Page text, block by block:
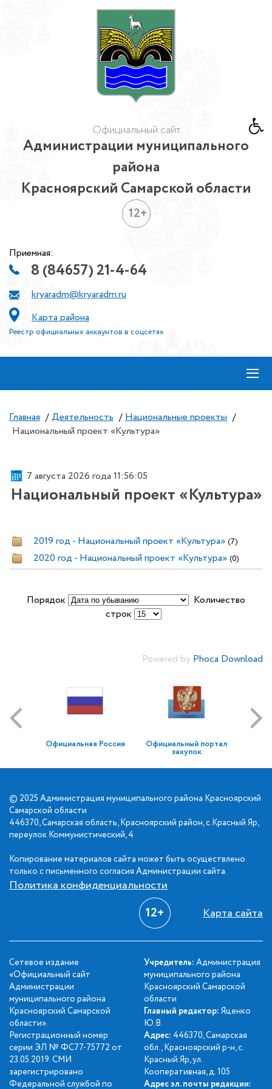
Официальный сайт
Администрации муниципального
района
Красноярский Самарской области
12+
Приемная:
8 (84657) 21-4-64
kryaradm@kryaradm.ru
Карта района
Реестр официальных аккаунтов в соцсетях
≡
Главная / Деятельность / Национальные проекты /
Национальный проект «Культура»
7 августа 2026 года 11:56:05
Национальный проект «Культура»
2019 год - Национальный проект «Культура» (7)
2020 год - Национальный проект «Культура» (0)
Порядок
Количество
строк
Powered by Phoca Download
Официальная Россия Официальный портал
закупок
© 2025 Администрация муниципального района Красноярский
Самарской области
446370, Самарская область, Красноярский район, с.Красный Яр,
переулок Коммунистический, 4
Копирование материалов сайта может быть осуществлено
только с письменного согласия Администрации сайта.
Политика конфиденциальности
12+ Карта сайта
Сетевое издание
«Официальный сайт
Администрации
муниципального района
Красноярский Самарской
области».
Регистрационный номер
серии ЭЛ № ФС77-75772 от
23.05.2019. СМИ
зарегистрировано
Федеральной службой по
Учредитель: Администрация
муниципального района
Красноярский Самарской
области
Главный редактор: Яценко
Ю.В.
Адрес: 446370, Самарская
обл., Красноярский р-н, с.
Красный Яр, ул.
Кооперативная, д. 105
Адрес эл. почты редакции: